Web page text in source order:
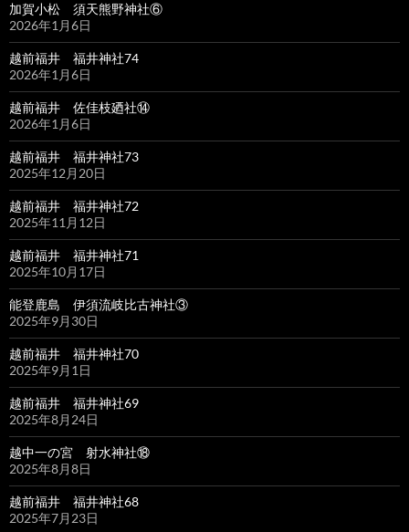
加賀小松 須天熊野神社⑥
2026年1月6日
越前福井 福井神社74
2026年1月6日
越前福井 佐佳枝廼社⑭
2026年1月6日
越前福井 福井神社73
2025年12月20日
越前福井 福井神社72
2025年11月12日
越前福井 福井神社71
2025年10月17日
能登鹿島 伊須流岐比古神社③
2025年9月30日
越前福井 福井神社70
2025年9月1日
越前福井 福井神社69
2025年8月24日
越中一の宮 射水神社⑱
2025年8月8日
越前福井 福井神社68
2025年7月23日